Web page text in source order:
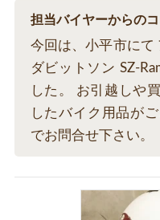
担当バイヤーからの
今回は、小平市にて
ダビットソン SZ-
した。 お引越しや
したバイク用品が
でお問合せ下さい。